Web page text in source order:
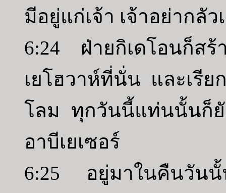
มีอยู่แก่เจ้า เจ้าอย่ากลัว
6:24 ฝ่ายกิเดโอนก็สร้
เยโฮวาห์ที่นั่น และเรี
โลม ทุกวันนี้แท่นนั้นก็ยั
อาบีเยเซอร์
6:25 อยู่มาในคืนวันนั้น